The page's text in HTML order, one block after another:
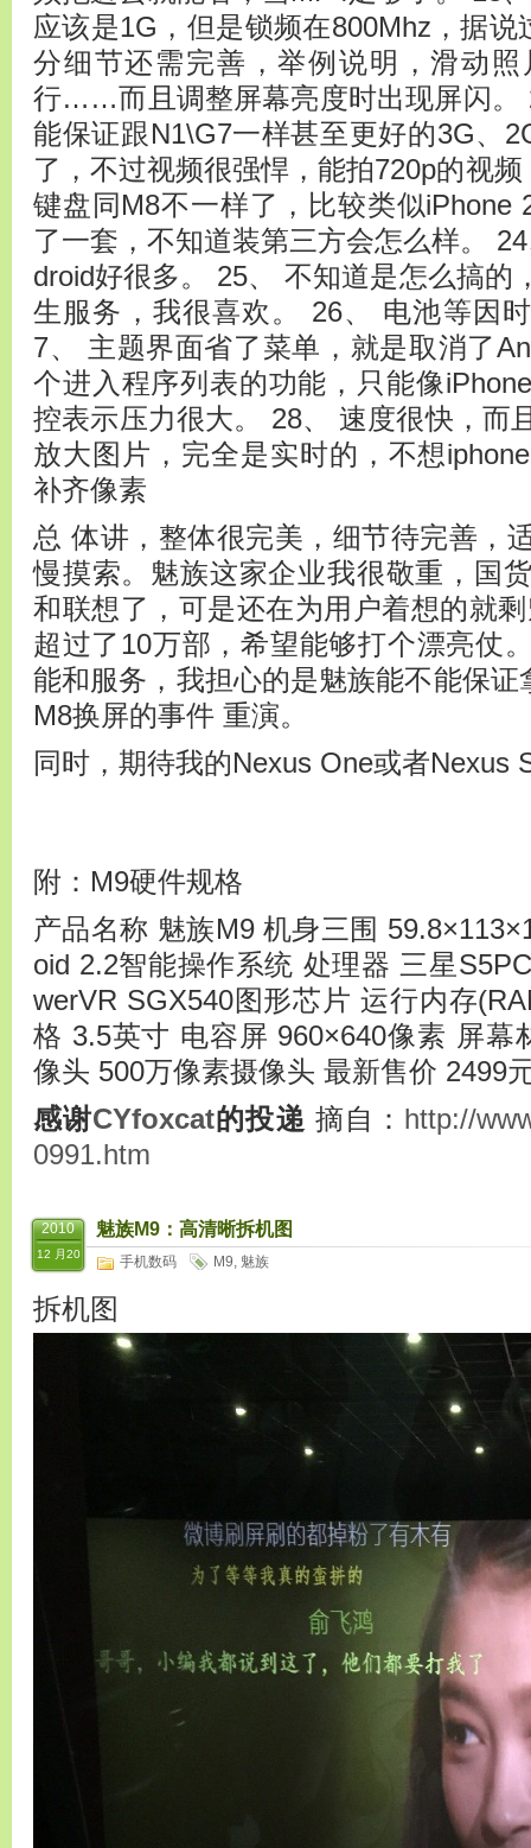
应该是1G，但是锁频在800Mhz，据
分细节还需完善，举例说明，滑动
行……而且调整屏幕亮度时出现屏闪。
能保证跟N1\G7一样甚至更好的3G、
了，不过视频很强悍，能拍720p的视
键盘同M8不一样了，比较类似iPhone
了一套，不知道装第三方会怎么样。
droid好很多。 25、 不知道是怎么搞的
生服务，我很喜欢。 26、 电池等因
7、 主题界面省了菜单，就是取消了
个进入程序列表的功能，只能像
控表示压力很大。 28、 速度很快，而
放大图片，完全是实时的，不想
补齐像素
总 体讲，整体很完美，细节待完善，
慢摸索。魅族这家企业我很敬重，国
和联想了，可是还在为用户着想的就
超过了10万部，希望能够打个漂亮仗
能和服务，我担心的是魅族能不能保
M8换屏的事件 重演。
同时，期待我的Nexus
附：M9硬件规格
产品名称 魅族M9 机身三围
oid 2.2智能操作系统 处理器 三星
werVR SGX540图形芯片 运行内存
格 3.5英寸 电容屏 960×640像素 屏幕
像头 500万像素摄像头 最新售价 2499
感谢CYfoxcat的投递 摘自： http://
0991.htm
2010
12 月20
魅族M9：高清晰拆机图
手机数码 M9, 魅族
拆机图